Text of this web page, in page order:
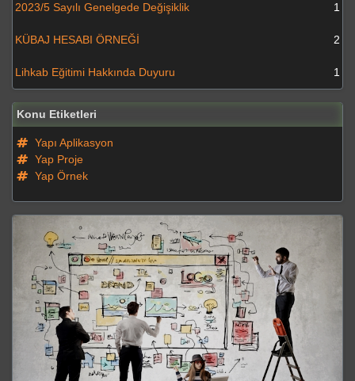
2023/5 Sayılı Genelgede Değişiklik 1
KÜBAJ HESABI ÖRNEĞİ 2
Lihkab Eğitimi Hakkında Duyuru 1
Konu Etiketleri
Yapı Aplikasyon
Yap Proje
Yap Örnek